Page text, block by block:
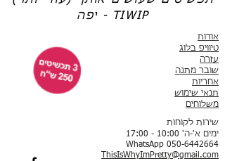
יפה - TIWIP
אודות
טיוויפ בלוג
עזרה
שובר מתנה
אחריות
תנאי שימוש
משלוחים
שירות לקוחות
ימים א'-ה' 10:00 - 17:00
WhatsApp 050-6442664
ThisIsWhyImPretty@gmail.com